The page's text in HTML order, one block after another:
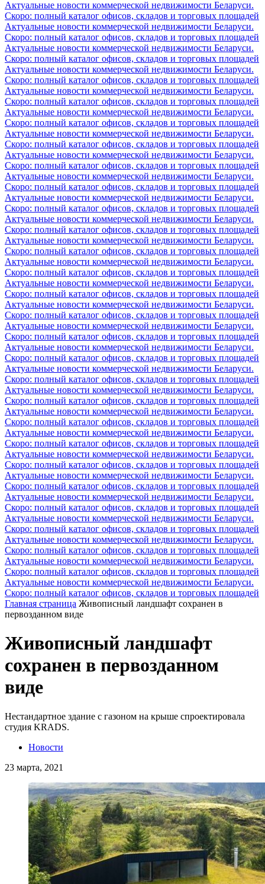
Актуальные новости коммерческой недвижимости Беларуси.
Скоро: полный каталог офисов, складов и торговых площадей
Актуальные новости коммерческой недвижимости Беларуси.
Скоро: полный каталог офисов, складов и торговых площадей
Актуальные новости коммерческой недвижимости Беларуси.
Скоро: полный каталог офисов, складов и торговых площадей
Актуальные новости коммерческой недвижимости Беларуси.
Скоро: полный каталог офисов, складов и торговых площадей
Актуальные новости коммерческой недвижимости Беларуси.
Скоро: полный каталог офисов, складов и торговых площадей
Актуальные новости коммерческой недвижимости Беларуси.
Скоро: полный каталог офисов, складов и торговых площадей
Актуальные новости коммерческой недвижимости Беларуси.
Скоро: полный каталог офисов, складов и торговых площадей
Актуальные новости коммерческой недвижимости Беларуси.
Скоро: полный каталог офисов, складов и торговых площадей
Актуальные новости коммерческой недвижимости Беларуси.
Скоро: полный каталог офисов, складов и торговых площадей
Актуальные новости коммерческой недвижимости Беларуси.
Скоро: полный каталог офисов, складов и торговых площадей
Актуальные новости коммерческой недвижимости Беларуси.
Скоро: полный каталог офисов, складов и торговых площадей
Актуальные новости коммерческой недвижимости Беларуси.
Скоро: полный каталог офисов, складов и торговых площадей
Актуальные новости коммерческой недвижимости Беларуси.
Скоро: полный каталог офисов, складов и торговых площадей
Актуальные новости коммерческой недвижимости Беларуси.
Скоро: полный каталог офисов, складов и торговых площадей
Актуальные новости коммерческой недвижимости Беларуси.
Скоро: полный каталог офисов, складов и торговых площадей
Актуальные новости коммерческой недвижимости Беларуси.
Скоро: полный каталог офисов, складов и торговых площадей
Актуальные новости коммерческой недвижимости Беларуси.
Скоро: полный каталог офисов, складов и торговых площадей
Актуальные новости коммерческой недвижимости Беларуси.
Скоро: полный каталог офисов, складов и торговых площадей
Актуальные новости коммерческой недвижимости Беларуси.
Скоро: полный каталог офисов, складов и торговых площадей
Актуальные новости коммерческой недвижимости Беларуси.
Скоро: полный каталог офисов, складов и торговых площадей
Актуальные новости коммерческой недвижимости Беларуси.
Скоро: полный каталог офисов, складов и торговых площадей
Актуальные новости коммерческой недвижимости Беларуси.
Скоро: полный каталог офисов, складов и торговых площадей
Актуальные новости коммерческой недвижимости Беларуси.
Скоро: полный каталог офисов, складов и торговых площадей
Актуальные новости коммерческой недвижимости Беларуси.
Скоро: полный каталог офисов, складов и торговых площадей
Актуальные новости коммерческой недвижимости Беларуси.
Скоро: полный каталог офисов, складов и торговых площадей
Актуальные новости коммерческой недвижимости Беларуси.
Скоро: полный каталог офисов, складов и торговых площадей
Актуальные новости коммерческой недвижимости Беларуси.
Скоро: полный каталог офисов, складов и торговых площадей
Актуальные новости коммерческой недвижимости Беларуси.
Скоро: полный каталог офисов, складов и торговых площадей
Главная страница Живописный ландшафт сохранен в
первозданном виде
Живописный ландшафт
сохранен в первозданном
виде
Нестандартное здание с газоном на крыше спроектировала
студия KRADS.
Новости
23 марта, 2021